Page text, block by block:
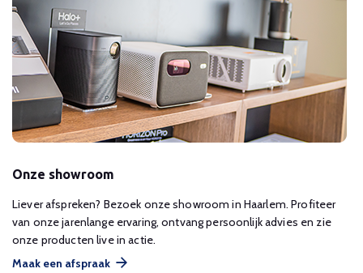
Onze showroom
Liever afspreken? Bezoek onze showroom in Haarlem. Profiteer
van onze jarenlange ervaring, ontvang persoonlijk advies en zie
onze producten live in actie.
Maak een afspraak